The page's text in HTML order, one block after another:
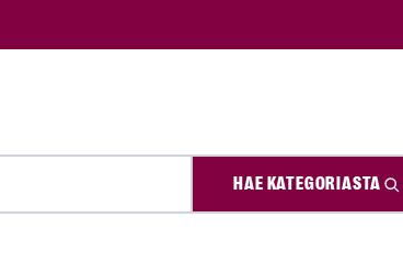
HAE KATEGORIASTA